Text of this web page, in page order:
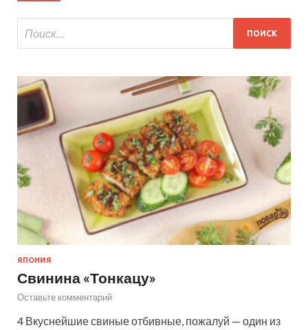
ЯПОНИЯ
Свинина «Тонкацу»
Оставьте комментарий
4 Вкуснейшие свиные отбивные, пожалуй — один из